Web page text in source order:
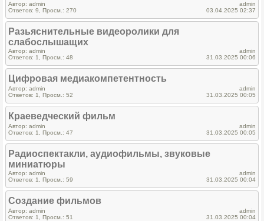
Автор: admin
Ответов: 9, Просм.: 270
admin
03.04.2025 02:37
Разьяснительные видеоролики для
слабослышащих
Автор: admin
Ответов: 1, Просм.: 48
admin
31.03.2025 00:06
Цифровая медиакомпетентность
Автор: admin
Ответов: 1, Просм.: 52
admin
31.03.2025 00:05
Краеведческий фильм
Автор: admin
Ответов: 1, Просм.: 47
admin
31.03.2025 00:05
Радиоспектакли, аудиофильмы, звуковые
миниатюры
Автор: admin
Ответов: 1, Просм.: 59
admin
31.03.2025 00:04
Создание фильмов
Автор: admin
Ответов: 1, Просм.: 51
admin
31.03.2025 00:04